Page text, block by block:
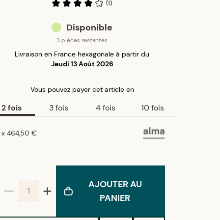
(1)
Disponible
3 pièces restantes
Livraison en France hexagonale à partir du
Jeudi 13 Août 2026
Vous pouvez payer cet articleen
2fois 3fois 4fois 10fois
x 464,50 €
AJOUTER AU
PANIER